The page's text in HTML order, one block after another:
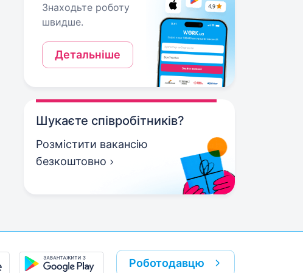
Знаходьте роботу
швидше.
Детальніше
Шукаєте співробітників?
Розмістити вакансію
безкоштовно
Роботодавцю